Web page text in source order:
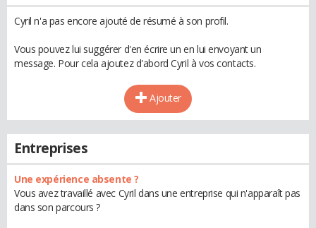
Cyril n'a pas encore ajouté de résumé à son profil.
Vous pouvez lui suggérer d'en écrire un en lui envoyant un
message. Pour cela ajoutez d'abord Cyril à vos contacts.
Ajouter
Entreprises
Une expérience absente ?
Vous avez travaillé avec Cyril dans une entreprise qui n'apparaît pas
dans son parcours ?